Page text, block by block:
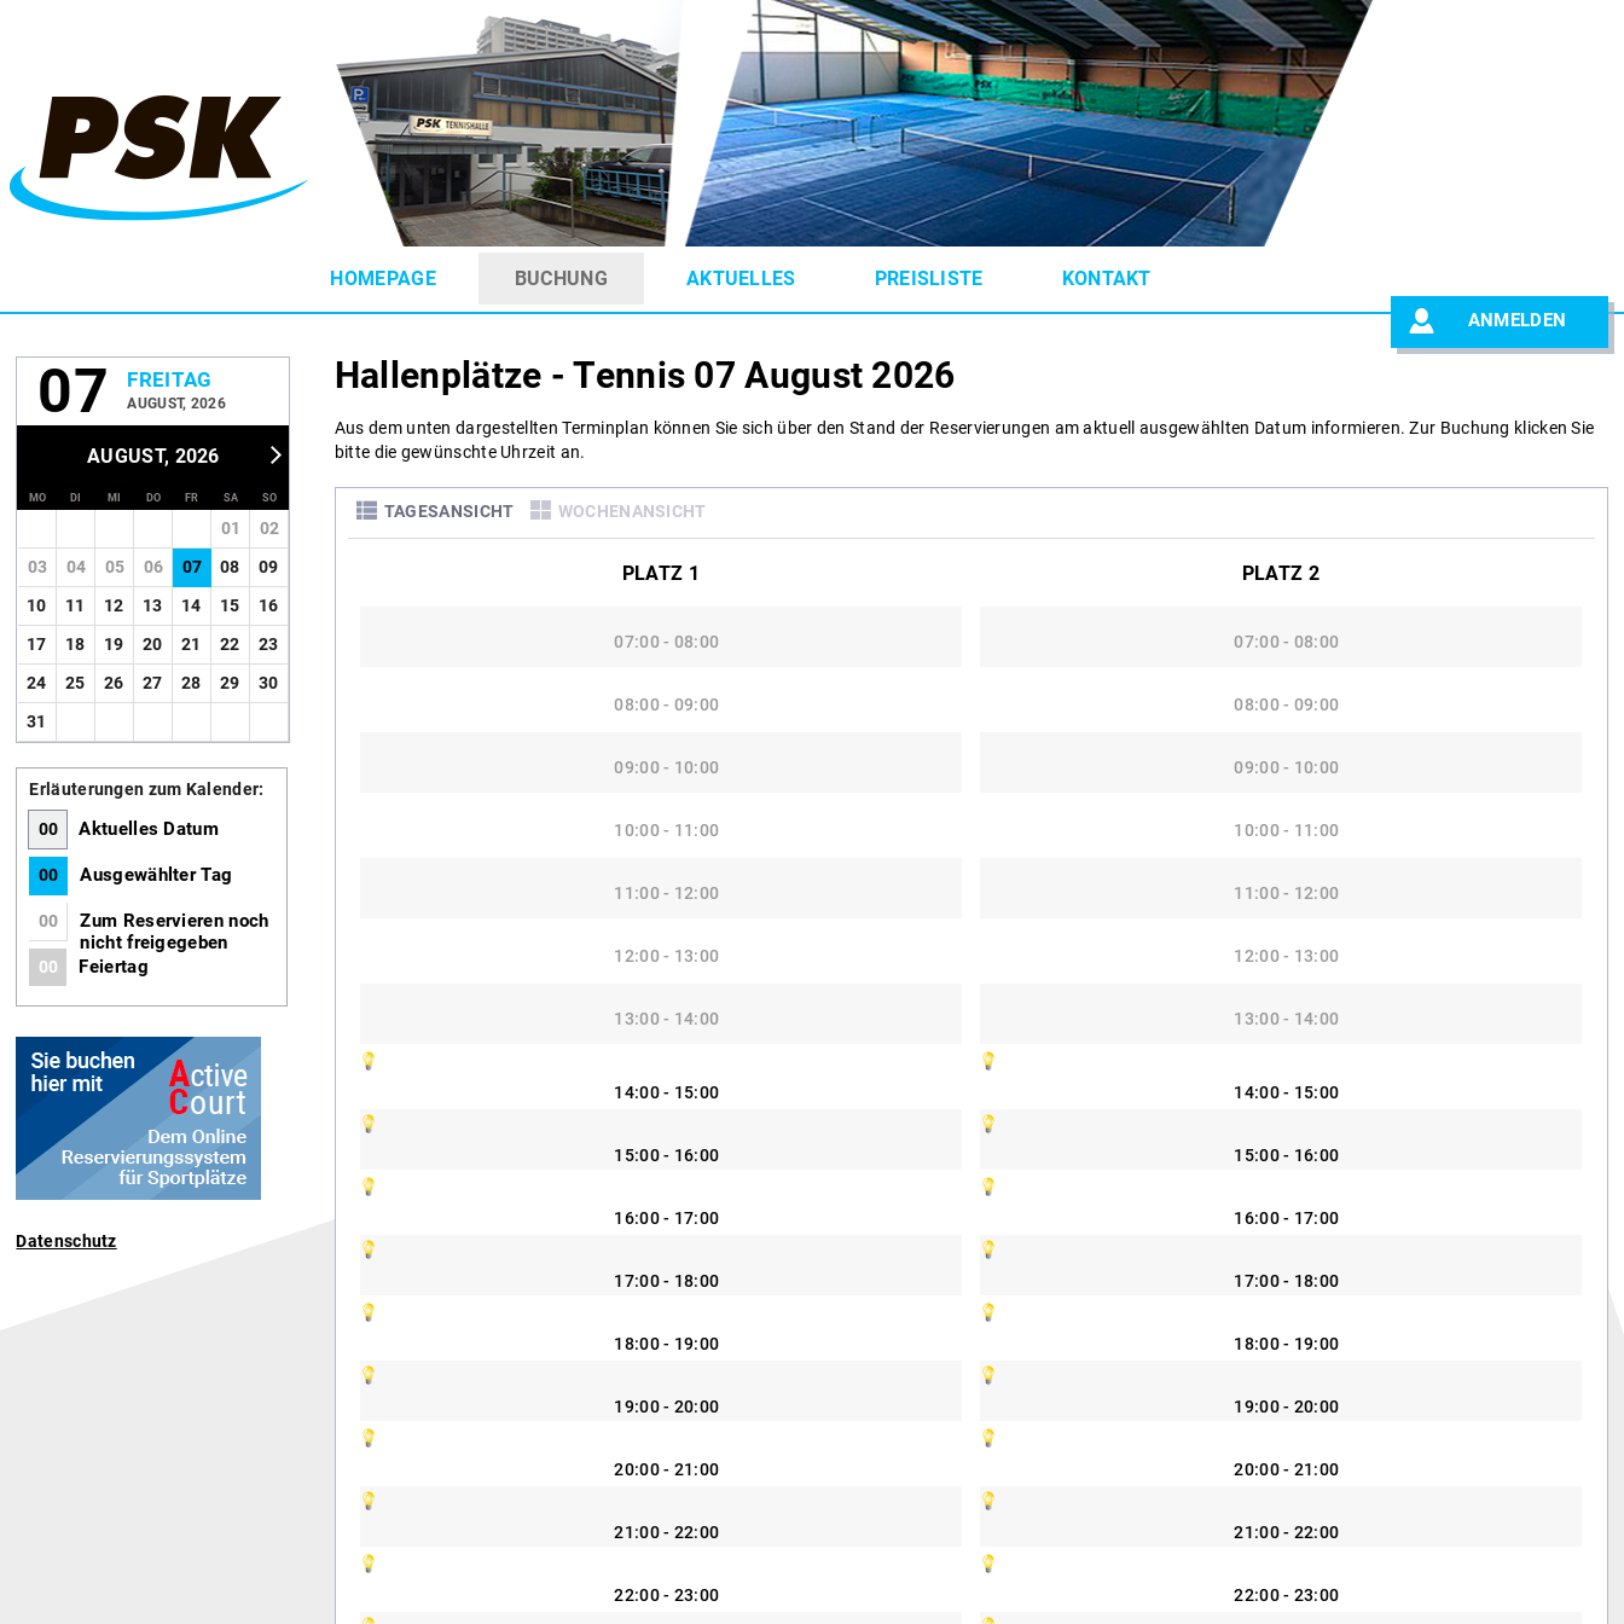
HOMEPAGE BUCHUNG AKTUELLES PREISLISTE KONTAKT
ANMELDEN
Hallenplätze - Tennis 07 August 2026
Aus dem unten dargestellten Terminplan können Sie sich über den Stand der Reservierungen am aktuell ausgewählten Datum informieren. Zur Buchung klicken Sie
bitte die gewünschte Uhrzeit an.
TAGESANSICHT WOCHENANSICHT
PLATZ 1
07:00 - 08:00
08:00 - 09:00
09:00 - 10:00
10:00 - 11:00
11:00 - 12:00
12:00 - 13:00
13:00 - 14:00
14:00 - 15:00
15:00 - 16:00
16:00 - 17:00
17:00 - 18:00
18:00 - 19:00
19:00 - 20:00
20:00 - 21:00
21:00 - 22:00
22:00 - 23:00
PLATZ 2
07:00 - 08:00
08:00 - 09:00
09:00 - 10:00
10:00 - 11:00
11:00 - 12:00
12:00 - 13:00
13:00 - 14:00
14:00 - 15:00
15:00 - 16:00
16:00 - 17:00
17:00 - 18:00
18:00 - 19:00
19:00 - 20:00
20:00 - 21:00
21:00 - 22:00
22:00 - 23:00
07 FREITAG
AUGUST, 2026
AUGUST, 2026
MO DI MI DO FR SA SO
01
02
03
04 05 06 07 08
09
10
11 12 13 14 15
16
17
18 19 20 21 22
23
24
25 26 27 28 29
30
31
Erläuterungen zum Kalender:
00 Aktuelles Datum
00 Ausgewählter Tag
00
Zum Reservieren noch
nicht freigegeben
00 Feiertag
Datenschutz